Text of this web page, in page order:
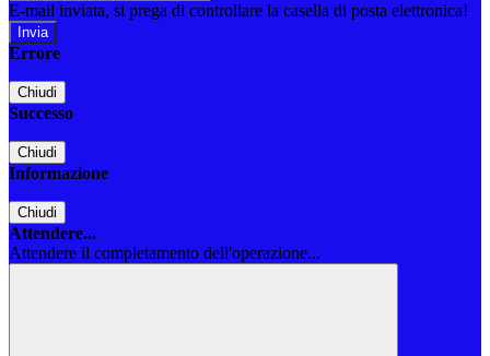
E-mail inviata, si prega di controllare la casella di posta elettronica!
Errore
Chiudi
Successo
Chiudi
Informazione
Chiudi
Attendere...
Attendere il completamento dell'operazione...